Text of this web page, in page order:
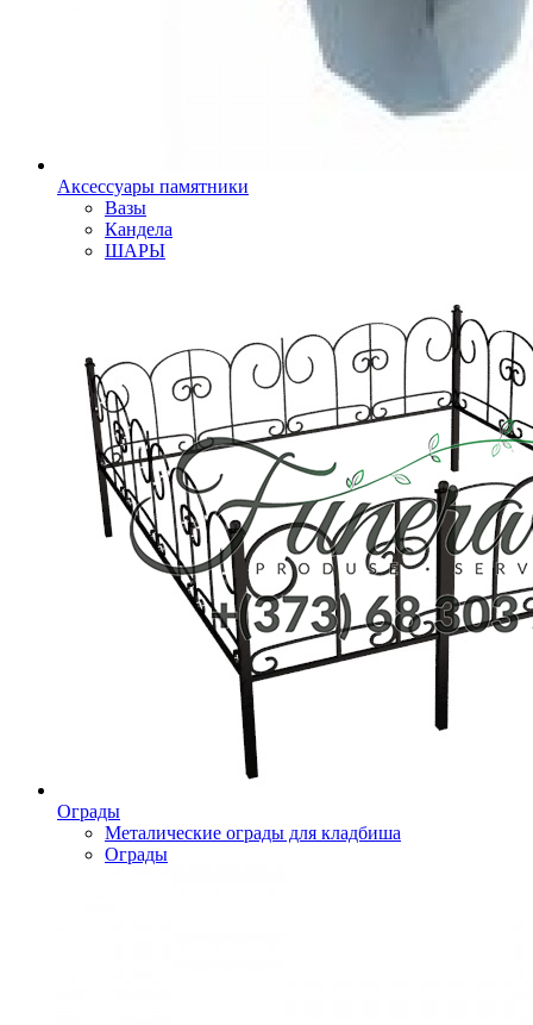
Аксессуары памятники
Вазы
Кандела
ШАРЫ
Ограды
Металические ограды для кладбиша
Ограды